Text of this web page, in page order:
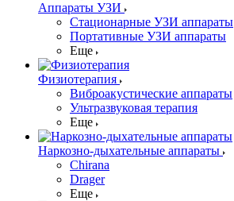
Аппараты УЗИ
Стационарные УЗИ аппараты
Портативные УЗИ аппараты
Еще
Физиотерапия
Виброакустические аппараты
Ультразвуковая терапия
Еще
Наркозно-дыхательные аппараты
Chirana
Drager
Еще